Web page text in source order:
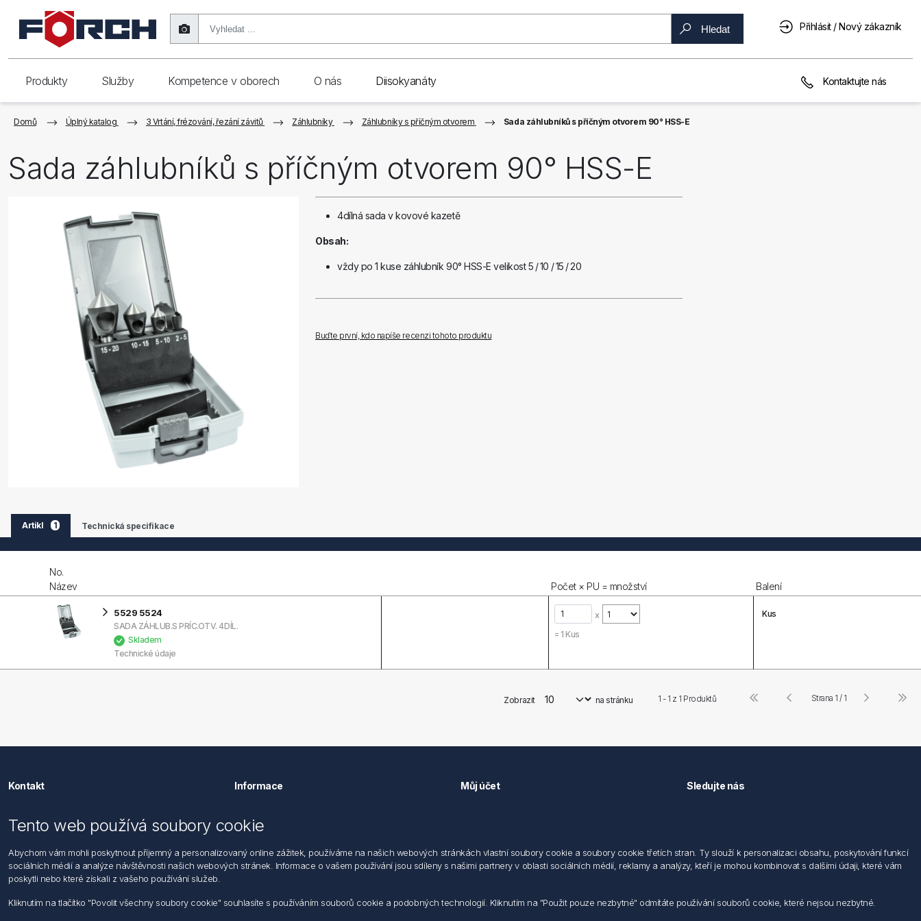
Hledat Přihlásit / Nový zákazník
Produkty Služby Kompetence v oborech O nás Diisokyanáty Kontaktujte nás
Domů Úplný katalog 3 Vrtání, frézování, řezání závitů Záhlubníky Záhlubníky s příčným otvorem Sada záhlubníků s příčným otvorem 90° HSS-E
Sada záhlubníků s příčným otvorem 90° HSS-E
4dílná sada v kovové kazetě
Obsah:
vždy po 1 kuse záhlubník 90° HSS-E velikost 5 / 10 / 15 / 20
Buďte první, kdo napíše recenzi tohoto produktu
Artikl 1 Technická specifikace
No.
Název
Počet × PU = množství Balení
5529 5524
SADA ZÁHLUB.S PRÍC.OTV. 4DÍL.
Skladem
Technické údaje
x
= 1 Kus
Kus
Zobrazit na stránku 1 - 1 z 1 Produktů Strana 1 / 1
Kontakt
Dopravní 1314/1
Po - Pá: 7:30 - 16:00
Tel: +420 271 001 986-9
Informace
Dodržování předpisů
osob
Podmínky zasílání elektronických dokumentu
Informace o nakládaní s elektroodpadem
Můj účet Sledujte nás
Tento web používá soubory cookie
Abychom vám mohli poskytnout příjemný a personalizovaný online zážitek, používáme na našich webových stránkách vlastní soubory cookie a soubory cookie třetích stran. Ty slouží k personalizaci obsahu, poskytování funkcí
sociálních médií a analýze návštěvnosti našich webových stránek. Informace o vašem používání jsou sdíleny s našimi partnery v oblasti sociálních médií, reklamy a analýzy, kteří je mohou kombinovat s dalšími údaji, které vám
poskytli nebo které získali z vašeho používání služeb.
Kliknutím na tlačítko "Povolit všechny soubory cookie" souhlasíte s používáním souborů cookie a podobných technologií. Kliknutím na "Použit pouze nezbytné" odmítáte používání souborů cookie, které nejsou nezbytné.